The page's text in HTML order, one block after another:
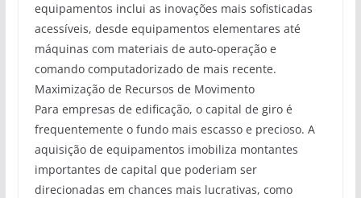
equipamentos inclui as inovações mais sofisticadas
acessíveis, desde equipamentos elementares até
máquinas com materiais de auto-operação e
comando computadorizado de mais recente.
Maximização de Recursos de Movimento
Para empresas de edificação, o capital de giro é
frequentemente o fundo mais escasso e precioso. A
aquisição de equipamentos imobiliza montantes
importantes de capital que poderiam ser
direcionadas em chances mais lucrativas, como